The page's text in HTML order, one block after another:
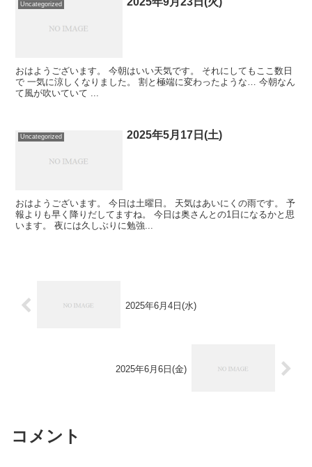
Uncategorized
おはようございます。 今朝はいい天気です。 それにしてもここ数日
で 一気に涼しくなりました。 割と極端に変わったような… 今朝なん
て風が吹いていて ...
Uncategorized 2025年5月17日(土)
おはようございます。 今日は土曜日。 天気はあいにくの雨です。 予
報よりも早く降りだしてますね。 今日は奥さんとの1日になるかと思
います。 夜には久しぶりに勉強...
2025年6月4日(水)
2025年6月6日(金)
コメント